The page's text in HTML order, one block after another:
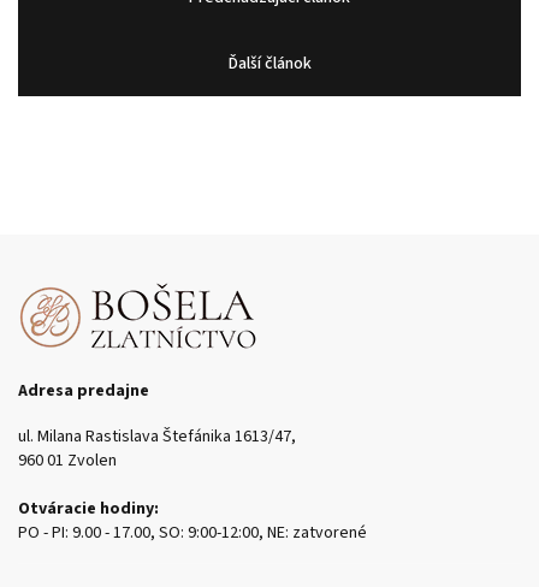
Ďalší článok
Adresa predajne
ul. Milana Rastislava Štefánika 1613/47,
960 01 Zvolen
Otváracie hodiny:
PO - PI: 9.00 - 17.00, SO: 9:00-12:00, NE: zatvorené